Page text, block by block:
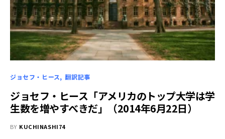
ジョセフ・ヒース 翻訳記事
ジョセフ・ヒース「アメリカのトップ大学は学
生数を増やすべきだ」（2014年6月22日）
BY KUCHINASHI74